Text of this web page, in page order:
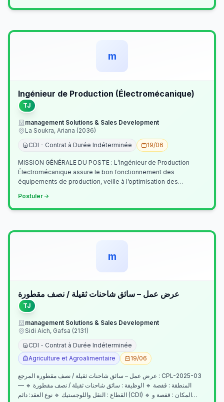
m
Ingénieur de Production (Électromécanique)
TJ
management Solutions & Sales Development
La Soukra, Ariana (2036)
CDI - Contrat à Durée Indéterminée
19/06
MISSION GÉNÉRALE DU POSTE : L’Ingénieur de Production
Électromécanique assure le bon fonctionnement des
équipements de production, veille à l’optimisation des
Postuler
m
عرض عمل – سائق شاحنات ثقيلة / نصف مقطورة
TJ
management Solutions & Sales Development
Sidi Aich, Gafsa (2131)
CDI - Contrat à Durée Indéterminée
Agriculture et Agroalimentaire
19/06
عرض عمل – سائق شاحنات ثقيلة / نصف مقطورة المرجع : CPL-2025-03
— المنطقة : قفصة 🔹 الوظيفة : سائق شاحنات ثقيلة / نصف مقطورة 🔹
القطاع : النقل واللوجستيك 🔹 نوع العقد: دائم (CDI) 🔹 المكان : قفصة و…